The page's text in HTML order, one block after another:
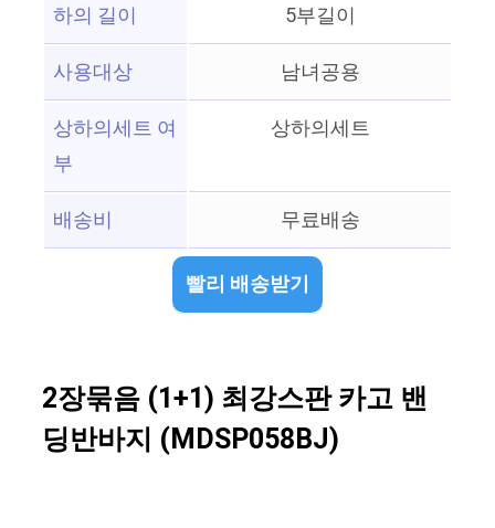
하의 길이
5부길이
사용대상
남녀공용
상하의세트 여
부
상하의세트
배송비 무료배송
빨리 배송받기
2장묶음 (1+1) 최강스판 카고 밴
딩반바지 (MDSP058BJ)